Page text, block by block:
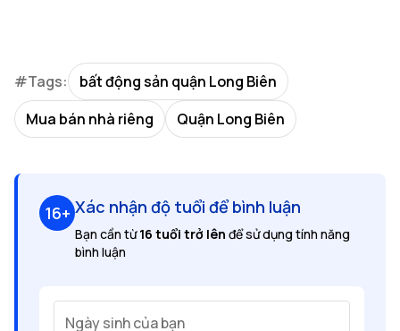
#Tags:
bất động sản quận Long Biên
Mua bán nhà riêng
Quận Long Biên
16+ Xác nhận độ tuổi để bình luận
Bạn cần từ16 tuổi trở lên để sử dụng tính năng
bình luận
Ngày sinh của bạn